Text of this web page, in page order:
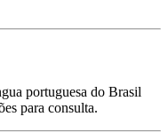
portuguesa do Brasil
para consulta.